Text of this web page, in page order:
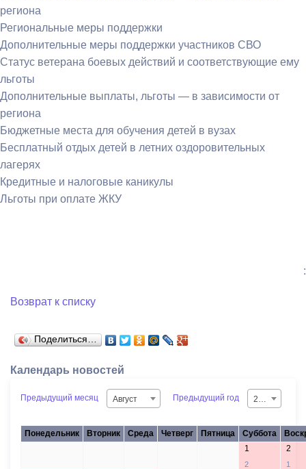
региона
Региональные меры поддержки
Дополнительные меры поддержки участников СВО
Статус ветерана боевых действий и соответствующие ему
льготы
Дополнительные выплаты, льготы — в зависимости от
региона
Бюджетные места для обучения детей в вузах
Бесплатный отдых детей в летних оздоровительных
лагерях
Кредитные и налоговые каникулы
Льготы при оплате ЖКУ
:
Возврат к списку
Поделиться…
Календарь новостей
Предыдущий месяц Август Предыдущий год 2026
Понедельник Вторник Среда Четверг Пятница Суббота
1
2
2
1